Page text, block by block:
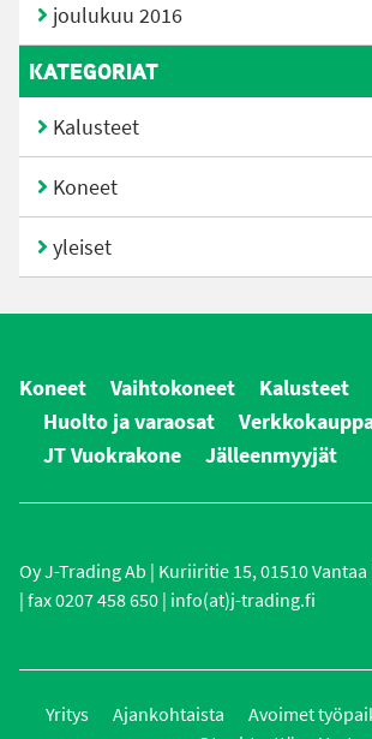
joulukuu 2016
KATEGORIAT
Kalusteet
Koneet
yleiset
Koneet Vaihtokoneet
Kalusteet
Huolto ja varaosat
JT Vuokrakone
Jälleenmyyjät
Oy J-Trading Ab | Kuriiritie 15, 01510 Vantaa
| fax 0207 458 650 | info(at)j-trading.fi
Yritys Ajankohtaista Avoimet